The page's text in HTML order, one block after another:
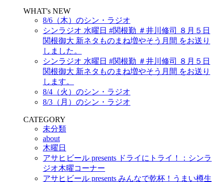
WHAT's NEW
8/6（木）のシン・ラジオ
シンラジオ 水曜日 #関根勤 ＃井川修司 ８月５日
関根御大 新ネタものまね増やそう月間 をお送り
しました。
シンラジオ 水曜日 #関根勤 ＃井川修司 ８月５日
関根御大 新ネタものまね増やそう月間 をお送り
します。
8/4（火）のシン・ラジオ
8/3（月）のシン・ラジオ
CATEGORY
未分類
about
木曜日
アサヒビール presents ドライにトライ！：シンラ
ジオ木曜コーナー
アサヒビール presents みんなで乾杯！うまい樽生